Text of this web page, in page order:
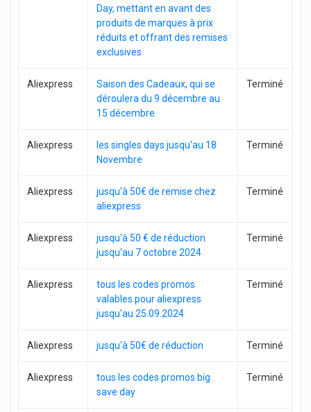
Day, mettant en avant des
produits de marques à prix
réduits et offrant des remises
exclusives
Aliexpress
Saison des Cadeaux, qui se
déroulera du 9 décembre au
15 décembre
Terminé
Aliexpress
les singles days jusqu'au 18
Novembre
Terminé
Aliexpress
jusqu'à 50€ de remise chez
aliexpress
Terminé
Aliexpress
jusqu'à 50 € de réduction
jusqu'au 7 octobre 2024
Terminé
Aliexpress
tous les codes promos
valables pour aliexpress
jusqu'au 25.09.2024
Terminé
Aliexpress jusqu'à 50€ de réduction Terminé
Aliexpress
tous les codes promos big
save day
Terminé